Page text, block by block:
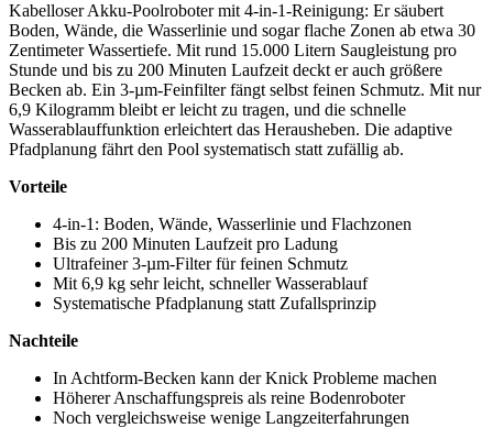
Kabelloser Akku-Poolroboter mit 4-in-1-Reinigung: Er säubert
Boden, Wände, die Wasserlinie und sogar flache Zonen ab etwa 30
Zentimeter Wassertiefe. Mit rund 15.000 Litern Saugleistung pro
Stunde und bis zu 200 Minuten Laufzeit deckt er auch größere
Becken ab. Ein 3-µm-Feinfilter fängt selbst feinen Schmutz. Mit nur
6,9 Kilogramm bleibt er leicht zu tragen, und die schnelle
Wasserablauffunktion erleichtert das Herausheben. Die adaptive
Pfadplanung fährt den Pool systematisch statt zufällig ab.
Vorteile
4-in-1: Boden, Wände, Wasserlinie und Flachzonen
Bis zu 200 Minuten Laufzeit pro Ladung
Ultrafeiner 3-µm-Filter für feinen Schmutz
Mit 6,9 kg sehr leicht, schneller Wasserablauf
Systematische Pfadplanung statt Zufallsprinzip
Nachteile
In Achtform-Becken kann der Knick Probleme machen
Höherer Anschaffungspreis als reine Bodenroboter
Noch vergleichsweise wenige Langzeiterfahrungen